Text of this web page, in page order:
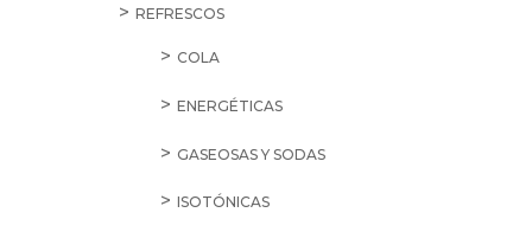
REFRESCOS
COLA
ENERGÉTICAS
GASEOSAS Y SODAS
ISOTÓNICAS